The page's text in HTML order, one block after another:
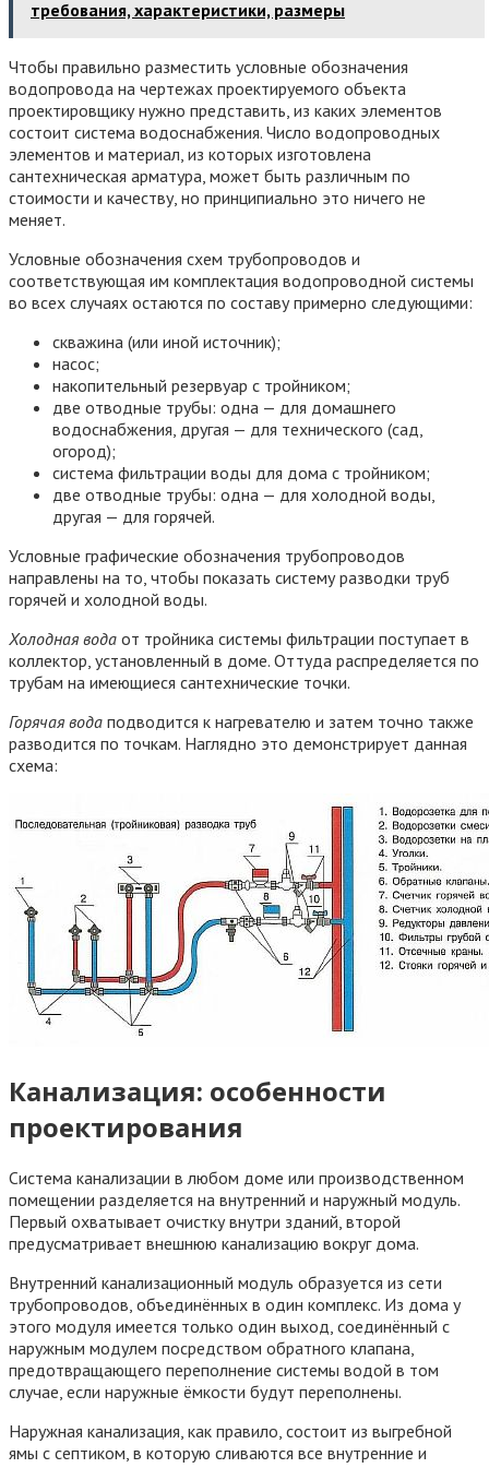
требования, характеристики, размеры
Чтобы правильно разместить условные обозначения
водопровода на чертежах проектируемого объекта
проектировщику нужно представить, из каких элементов
состоит система водоснабжения. Число водопроводных
элементов и материал, из которых изготовлена
сантехническая арматура, может быть различным по
стоимости и качеству, но принципиально это ничего не
меняет.
Условные обозначения схем трубопроводов и
соответствующая им комплектация водопроводной системы
во всех случаях остаются по составу примерно следующими:
скважина (или иной источник);
насос;
накопительный резервуар с тройником;
две отводные трубы: одна — для домашнего
водоснабжения, другая — для технического (сад,
огород);
система фильтрации воды для дома с тройником;
две отводные трубы: одна — для холодной воды,
другая — для горячей.
Условные графические обозначения трубопроводов
направлены на то, чтобы показать систему разводки труб
горячей и холодной воды.
Холодная вода от тройника системы фильтрации поступает в
коллектор, установленный в доме. Оттуда распределяется по
трубам на имеющиеся сантехнические точки.
Горячая вода подводится к нагревателю и затем точно также
разводится по точкам. Наглядно это демонстрирует данная
схема:
Канализация: особенности
проектирования
Система канализации в любом доме или производственном
помещении разделяется на внутренний и наружный модуль.
Первый охватывает очистку внутри зданий, второй
предусматривает внешнюю канализацию вокруг дома.
Внутренний канализационный модуль образуется из сети
трубопроводов, объединённых в один комплекс. Из дома у
этого модуля имеется только один выход, соединённый с
наружным модулем посредством обратного клапана,
предотвращающего переполнение системы водой в том
случае, если наружные ёмкости будут переполнены.
Наружная канализация, как правило, состоит из выгребной
ямы с септиком, в которую сливаются все внутренние и